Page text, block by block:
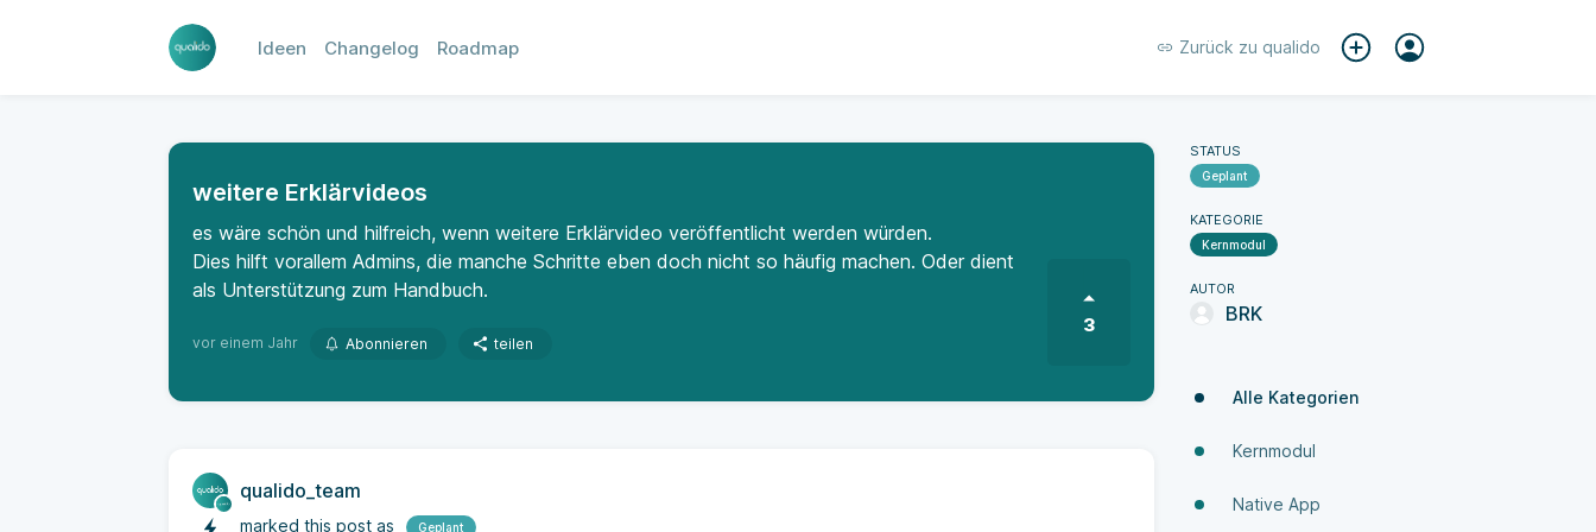
Ideen Changelog Roadmap Zurück zu qualido
weitere Erklärvideos
es wäre schön und hilfreich, wenn weitere Erklärvideo veröffentlicht werden würden.
Dies hilft vorallem Admins, die manche Schritte eben doch nicht so häufig machen. Oder dient
als Unterstützung zum Handbuch.
vor einem Jahr Abonnieren teilen
3
qualido_team
marked this post as Geplant
STATUS
Geplant
KATEGORIE
Kernmodul
AUTOR
BRK
Alle Kategorien
Kernmodul
Native App